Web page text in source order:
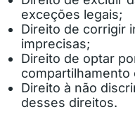
exceções legais;
Direito de corrigir
imprecisas;
Direito de optar
compartilhamento
Direito à não
desses direitos.